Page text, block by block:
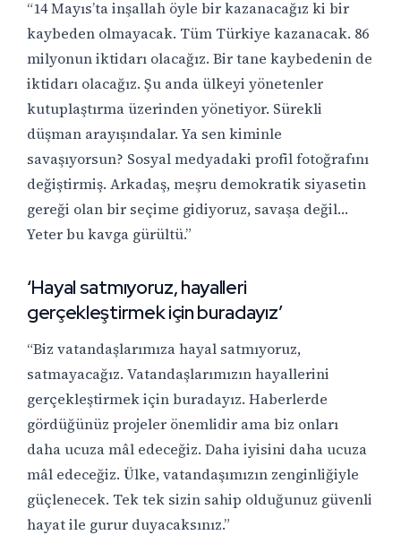
“14 Mayıs’ta inşallah öyle bir kazanacağız ki bir
kaybeden olmayacak. Tüm Türkiye kazanacak. 86
milyonun iktidarı olacağız. Bir tane kaybedenin de
iktidarı olacağız. Şu anda ülkeyi yönetenler
kutuplaştırma üzerinden yönetiyor. Sürekli
düşman arayışındalar. Ya sen kiminle
savaşıyorsun? Sosyal medyadaki profil fotoğrafını
değiştirmiş. Arkadaş, meşru demokratik siyasetin
gereği olan bir seçime gidiyoruz, savaşa değil…
Yeter bu kavga gürültü.”
‘Hayal satmıyoruz, hayalleri
gerçekleştirmek için buradayız’
“Biz vatandaşlarımıza hayal satmıyoruz,
satmayacağız. Vatandaşlarımızın hayallerini
gerçekleştirmek için buradayız. Haberlerde
gördüğünüz projeler önemlidir ama biz onları
daha ucuza mâl edeceğiz. Daha iyisini daha ucuza
mâl edeceğiz. Ülke, vatandaşımızın zenginliğiyle
güçlenecek. Tek tek sizin sahip olduğunuz güvenli
hayat ile gurur duyacaksınız.”